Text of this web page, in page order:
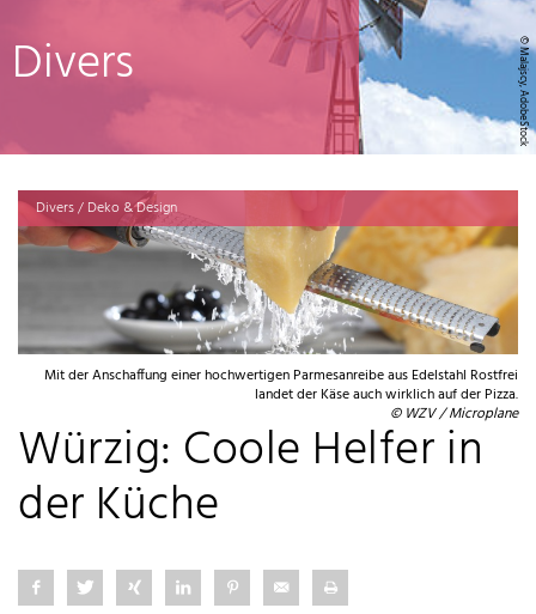
© Malajscy, AdobeStock
Divers
Divers / Deko & Design
Mit der Anschaffung einer hochwertigen Parmesanreibe aus Edelstahl Rostfrei
landet der Käse auch wirklich auf der Pizza.
© WZV / Microplane
Würzig: Coole Helfer in
der Küche